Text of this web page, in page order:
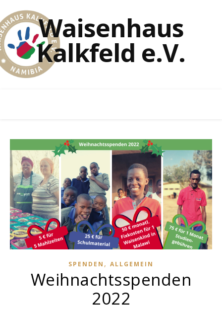
Waisenhaus
Kalkfeld e.V.
SPENDEN , ALLGEMEIN
Weihnachtsspenden
2022